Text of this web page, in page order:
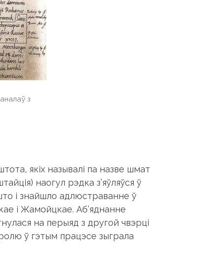
з
якіх называлі па назве шмат
наогул рэдка з’яўляўся ў
і знайшло адлюстраванне ў
і Жамойцкае. Аб’яднанне
на перыяд з другой чвэрці
ў гэтым працэсе зыграла